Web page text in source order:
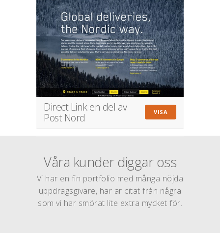
Direct Link en del av
Post Nord
VISA
Våra kunder diggar oss
Vi har en fin portfolio med många nöjda
uppdragsgivare, här är citat från några
som vi har smörat lite extra mycket för.